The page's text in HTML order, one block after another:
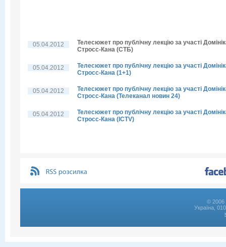
05.04.2012
Телесюжет про публічну лекцію за участі
Стросс-Кана (СТБ)
05.04.2012
Телесюжет про публічну лекцію за участі
Стросс-Кана (1+1)
05.04.2012
Телесюжет про публічну лекцію за участі
Стросс-Кана (Телеканал новин 24)
05.04.2012
Телесюжет про публічну лекцію за участі
Стросс-Кана (ICTV)
© 2006
Україна,